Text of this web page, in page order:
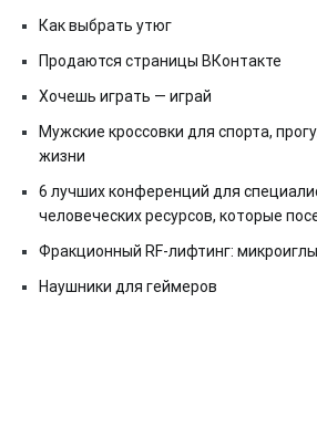
Как выбрать утюг
Продаются страницы ВКонтакте
Хочешь играть — играй
Мужские кроссовки для спорта,
жизни
6 лучших конференций для
человеческих ресурсов, которые
Фракционный RF-лифтинг:
Наушники для геймеров